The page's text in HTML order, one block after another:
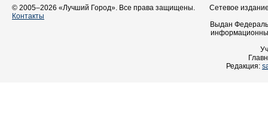
© 2005–2026 «Лучший Город». Все права защищены.
Контакты
Сетевое
Выдан
Редакция: